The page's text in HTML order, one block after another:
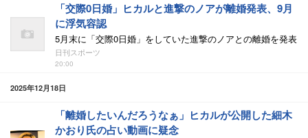
「交際0日婚」ヒカルと進撃のノアが離婚発表、9月
に浮気容認
5月末に「交際0日婚」をしていた進撃のノアとの離婚を発表
日刊スポーツ
20:00
2025年12月18日
「離婚したいんだろうなぁ」ヒカルが公開した細木
かおり氏の占い動画に疑念